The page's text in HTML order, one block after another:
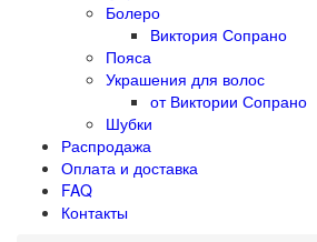
Болеро
Виктория Сопрано
Пояса
Украшения для волос
от Виктории Сопрано
Шубки
Распродажа
Оплата и доставка
FAQ
Контакты